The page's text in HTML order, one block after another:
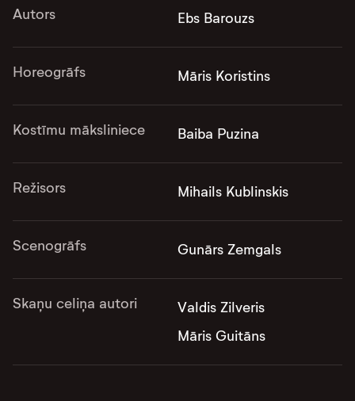
Autors Ebs Barouzs
Horeogrāfs Māris Koristins
Kostīmu māksliniece Baiba Puzina
Režisors Mihails Kublinskis
Scenogrāfs Gunārs Zemgals
Skaņu celiņa autori
Valdis Zilveris
Māris Guitāns